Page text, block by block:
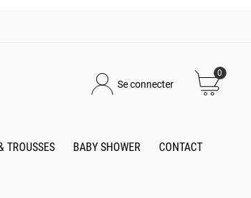
Se connecter
0
TROUSSES BABY SHOWER CONTACT